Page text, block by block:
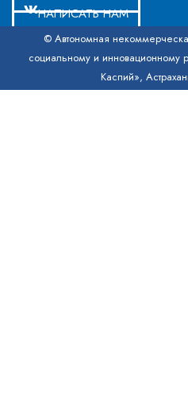
НАПИСАТЬ НАМ
© Автономная
социальному и инновационному
Каспий»,